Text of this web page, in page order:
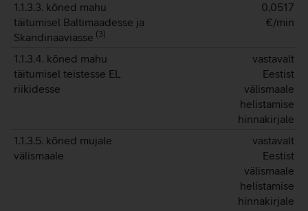
1.1.3.3. kõned mahu
täitumisel Baltimaadesse ja
Skandinaaviasse (3)
0,0517
€/min
1.1.3.4. kõned mahu
täitumisel teistesse EL
riikidesse
vastavalt
Eestist
välismaale
helistamise
hinnakirjale
1.1.3.5. kõned mujale
välismaale
vastavalt
Eestist
välismaale
helistamise
hinnakirjale